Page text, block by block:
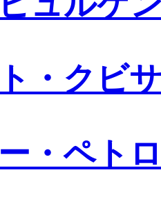
・クビ
・ペト